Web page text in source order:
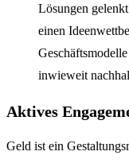
Lösungen
einen
inwieweit
Aktives
Geld ist ein